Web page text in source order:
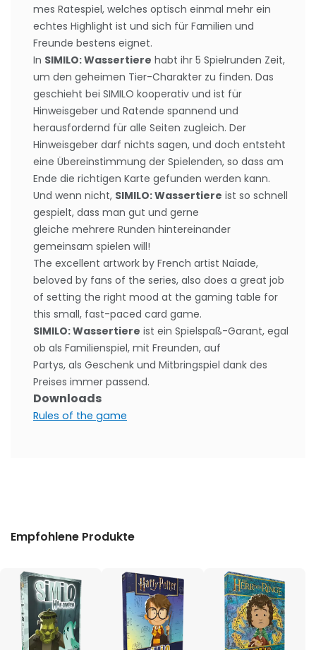
mes Ratespiel, welches optisch einmal mehr ein
echtes Highlight ist und sich für Familien und
Freunde bestens eignet.
In SIMILO: Wassertiere habt ihr 5 Spielrunden Zeit,
um den geheimen Tier-Charakter zu finden. Das
geschieht bei SIMILO kooperativ und ist für
Hinweisgeber und Ratende spannend und
herausfordernd für alle Seiten zugleich. Der
Hinweisgeber darf nichts sagen, und doch entsteht
eine Übereinstimmung der Spielenden, so dass am
Ende die richtigen Karte gefunden werden kann.
Und wenn nicht, SIMILO: Wassertiere ist so schnell
gespielt, dass man gut und gerne
gleiche mehrere Runden hintereinander
gemeinsam spielen will!
The excellent artwork by French artist Naïade,
beloved by fans of the series, also does a great job
of setting the right mood at the gaming table for
this small, fast-paced card game.
SIMILO: Wassertiere ist ein Spielspaß-Garant, egal
ob als Familienspiel, mit Freunden, auf
Partys, als Geschenk und Mitbringspiel dank des
Preises immer passend.
Downloads
Rules of the game
Empfohlene Produkte